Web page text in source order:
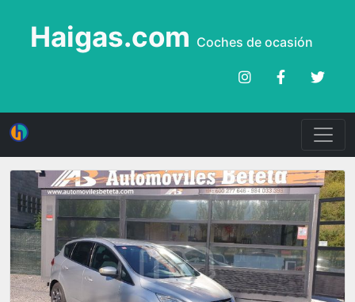
Haigas.com Coches de ocasión